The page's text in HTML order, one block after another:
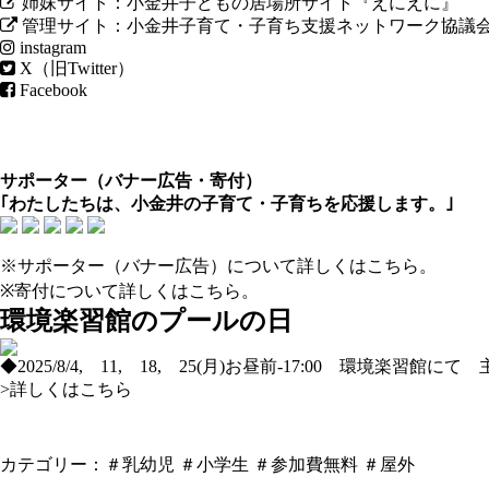
管理サイト：小金井子育て・子育ち支援ネットワーク協議
instagram
X（旧Twitter）
Facebook
サポーター（バナー広告 ・ 寄付）
｢わたしたちは、小金井の子育て・子育ちを応援します。｣
※サポーター（バナー広告）について詳しくはこちら 。
※寄付について詳しくはこちら 。
環境楽習館のプールの日
◆2025/8/4, 11, 18, 25(月)お昼前-17:00 環境楽習館にて
>詳しくはこちら
カテゴリー： ＃乳幼児 ＃小学生 ＃参加費無料 ＃屋外